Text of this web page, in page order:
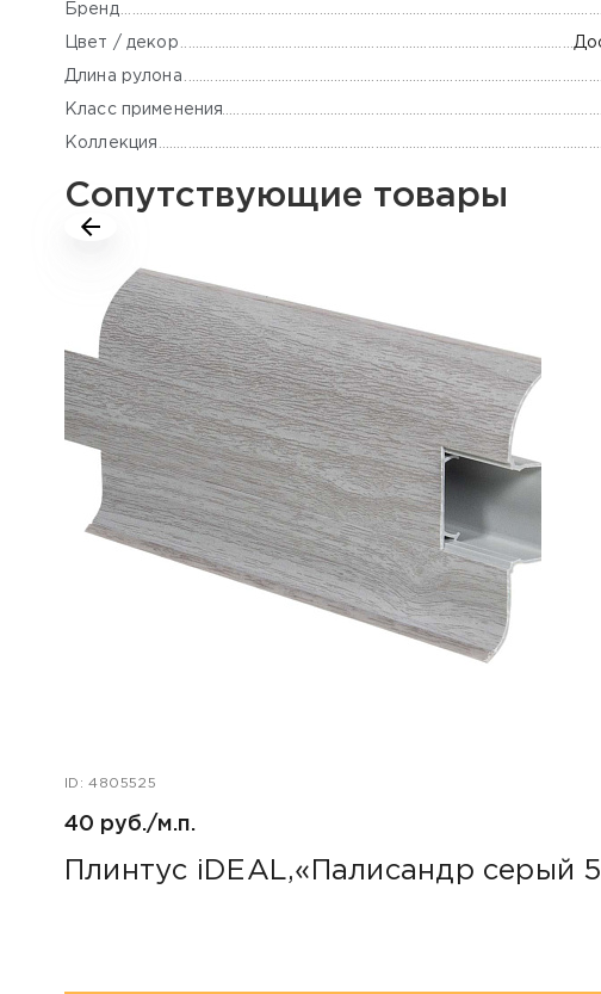
Бренд
Цвет / декор
Длина рулона
Класс применения
Коллекция
Сопутствующие товары
ID: 4805525
40 руб./м.п.
Плинтус iDEAL,«Палисандр серый